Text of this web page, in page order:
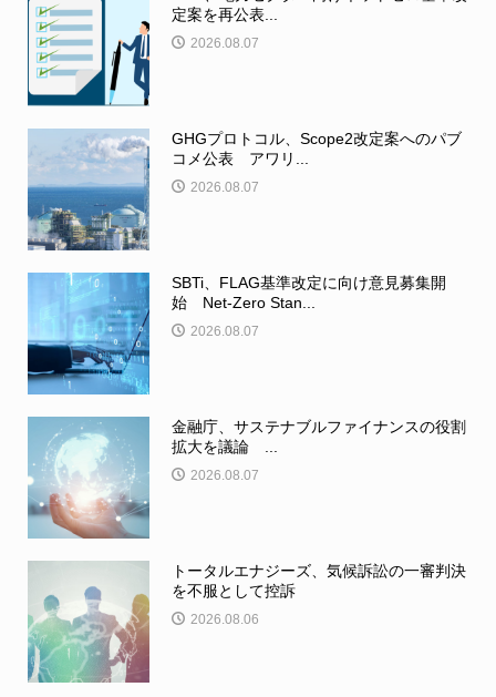
定案を再公表...
2026.08.07
GHGプロトコル、Scope2改定案へのパブ
コメ公表 アワリ...
2026.08.07
SBTi、FLAG基準改定に向け意見募集開
始 Net-Zero Stan...
2026.08.07
金融庁、サステナブルファイナンスの役割
拡大を議論 ...
2026.08.07
トータルエナジーズ、気候訴訟の一審判決
を不服として控訴
2026.08.06